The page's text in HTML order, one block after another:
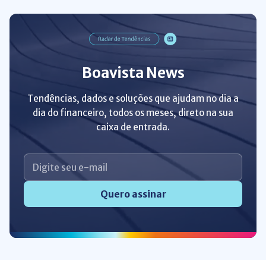
Boavista News
Tendências, dados e soluções que ajudam no dia a
dia do financeiro, todos os meses, direto na sua
caixa de entrada.
Quero assinar